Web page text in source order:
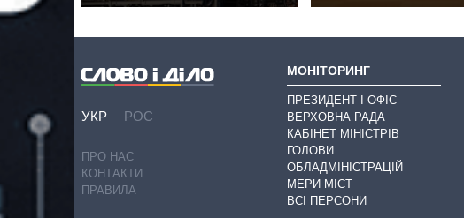
УКР РОС
ПРО НАС
КОНТАКТИ
ПРАВИЛА
МОНІТОРИНГ
ПРЕЗИДЕНТ І ОФІС
ВЕРХОВНА РАДА
КАБІНЕТ МІНІСТРІВ
ГОЛОВИ
ОБЛАДМІНІСТРАЦІЙ
МЕРИ МІСТ
ВСІ ПЕРСОНИ